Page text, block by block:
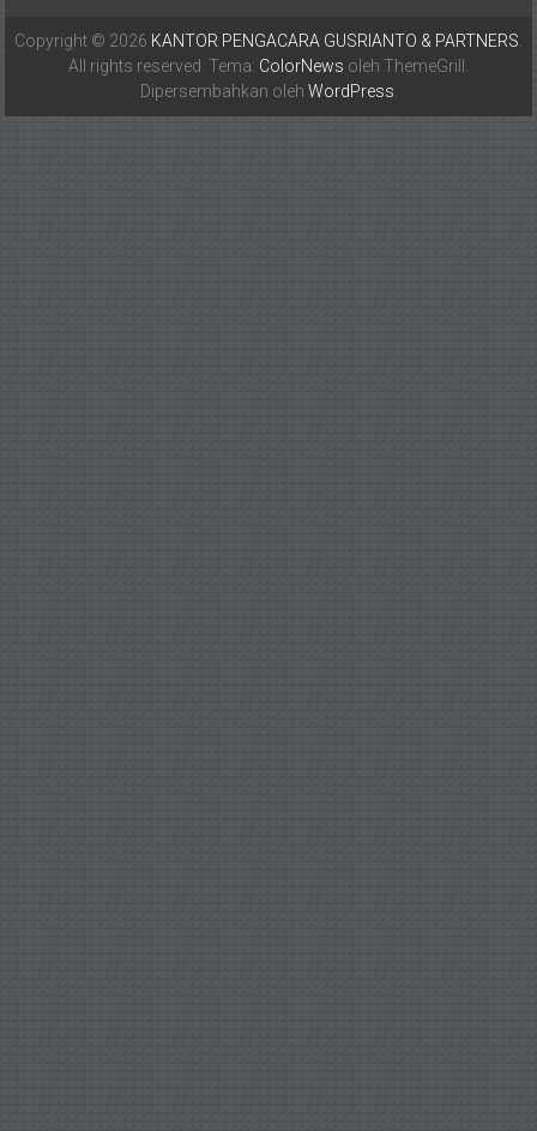
Copyright © 2026 KANTOR PENGACARA GUSRIANTO & PARTNERS.
All rights reserved. Tema: ColorNews oleh ThemeGrill.
Dipersembahkan oleh WordPress.